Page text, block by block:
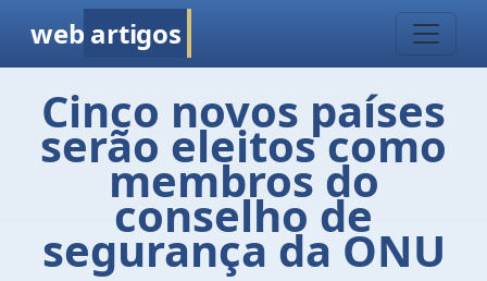
web artigos
Cinco novos países
serão eleitos como
membros do
conselho de
segurança da ONU